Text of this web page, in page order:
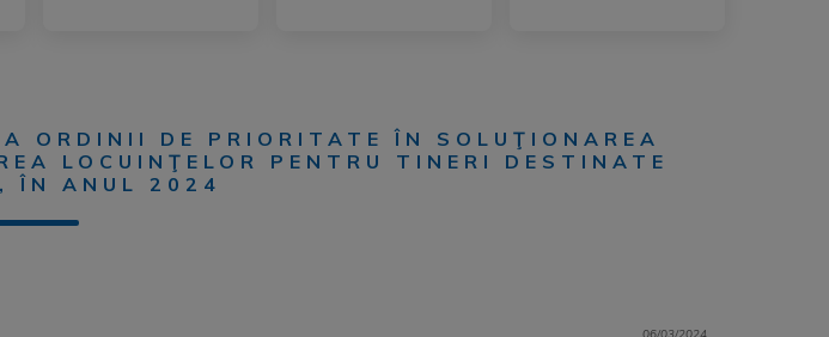
ORDINII DE PRIORITATE ÎN SOLUŢIONAREA
LOCUINŢELOR PENTRU TINERI DESTINATE
ÎN ANUL 2024